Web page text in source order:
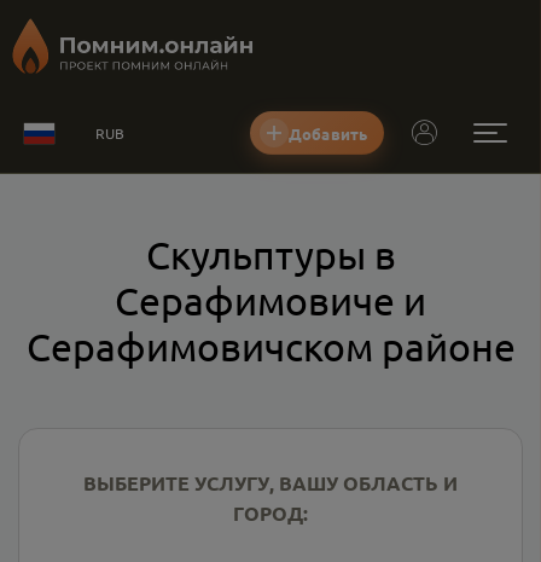
RUB Добавить
Скульптуры в
Серафимовиче и
Серафимовичском районе
ВЫБЕРИТЕ УСЛУГУ, ВАШУ ОБЛАСТЬ И
ГОРОД: